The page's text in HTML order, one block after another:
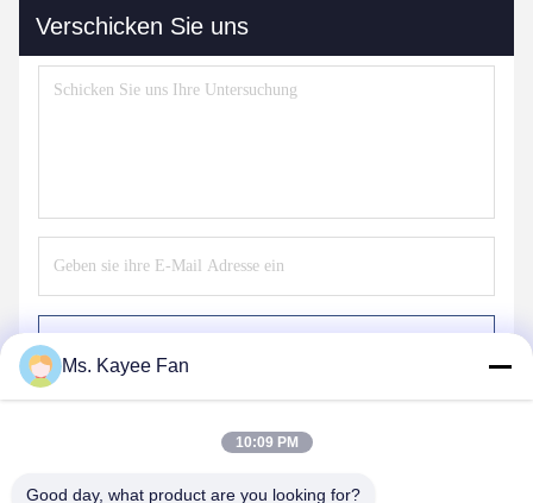
Verschicken Sie uns
Ms. Kayee Fan
10:09 PM
Good day, what product are you looking for?